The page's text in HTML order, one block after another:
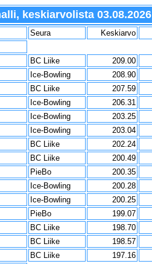
keskiarvolista 03.08.2026
Seura Keskiarvo
BC Liike 209.00
Ice-Bowling 208.90
BC Liike 207.59
Ice-Bowling 206.31
Ice-Bowling 203.25
Ice-Bowling 203.04
BC Liike 202.24
BC Liike 200.49
PieBo 200.35
Ice-Bowling 200.28
Ice-Bowling 200.25
PieBo 199.07
BC Liike 198.70
BC Liike 198.57
BC Liike 197.16